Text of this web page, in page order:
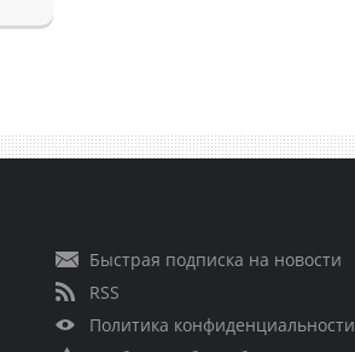
Быстрая подписка на новости
RSS
Политика конфиденциальности